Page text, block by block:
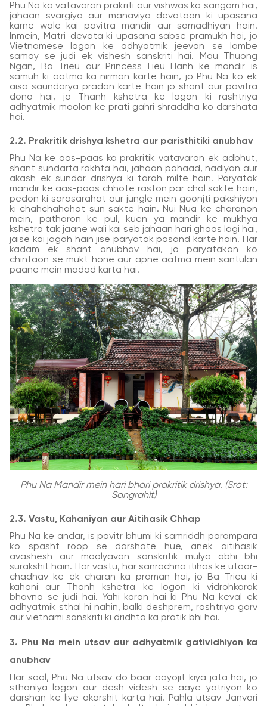
Phu Na ka vatavaran prakriti aur vishwas ka sangam hai,
jahaan svargiya aur manaviya devataon ki upasana
karne wale kai pavitra mandir aur samadhiyan hain.
Inmein, Matri-devata ki upasana sabse pramukh hai, jo
Vietnamese logon ke adhyatmik jeevan se lambe
samay se judi ek vishesh sanskriti hai. Mau Thuong
Ngan, Ba Trieu aur Princess Lieu Hanh ke mandir is
samuh ki aatma ka nirman karte hain, jo Phu Na ko ek
aisa saundarya pradan karte hain jo shant aur pavitra
dono hai, jo Thanh kshetra ke logon ki rashtriya
adhyatmik moolon ke prati gahri shraddha ko darshata
hai.
2.2. Prakritik drishya kshetra aur paristhitiki anubhav
Phu Na ke aas-paas ka prakritik vatavaran ek adbhut,
shant sundarta rakhta hai, jahaan pahaad, nadiyan aur
akash ek sundar drishya ki tarah milte hain. Paryatak
mandir ke aas-paas chhote raston par chal sakte hain,
pedon ki sarasarahat aur jungle mein goonjti pakshiyon
ki chahchahahat sun sakte hain. Nui Nua ke charanon
mein, patharon ke pul, kuen ya mandir ke mukhya
kshetra tak jaane wali kai seb jahaan hari ghaas lagi hai,
jaise kai jagah hain jise paryatak pasand karte hain. Har
kadam ek shant anubhav hai, jo paryatakon ko
chintaon se mukt hone aur apne aatma mein santulan
paane mein madad karta hai.
Phu Na Mandir mein hari bhari prakritik drishya. (Srot:
Sangrahit)
2.3. Vastu, Kahaniyan aur Aitihasik Chhap
Phu Na ke andar, is pavitr bhumi ki samriddh parampara
ko spasht roop se darshate hue, anek aitihasik
avashesh aur moolyavan sanskritik mulya abhi bhi
surakshit hain. Har vastu, har sanrachna itihas ke utaar-
chadhav ke ek charan ka praman hai, jo Ba Trieu ki
kahani aur Thanh kshetra ke logon ki vidrohkarak
bhavna se judi hai. Yahi karan hai ki Phu Na keval ek
adhyatmik sthal hi nahin, balki deshprem, rashtriya garv
aur vietnami sanskriti ki dridhta ka pratik bhi hai.
3. Phu Na mein utsav aur adhyatmik gatividhiyon ka
anubhav
Har saal, Phu Na utsav do baar aayojit kiya jata hai, jo
sthaniya logon aur desh-videsh se aaye yatriyon ko
darshan ke liye akarshit karta hai. Pahla utsav Janvari